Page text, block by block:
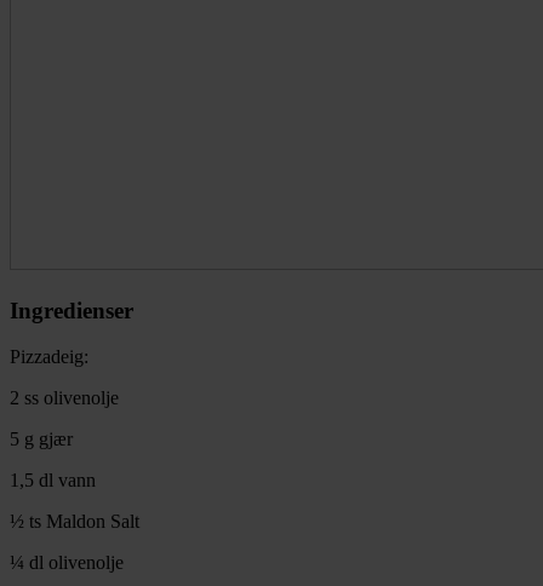
Ingredienser
Pizzadeig:
2 ss olivenolje
5 g gjær
1,5 dl vann
½ ts Maldon Salt
¼ dl olivenolje